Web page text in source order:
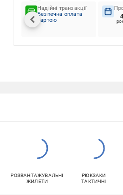
Надійні транзакції
Безпечна оплата
картою
4
РОЗВАНТАЖУВАЛЬНІ
ЖИЛЕТИ
РЮКЗАКИ
ТАКТИЧНІ